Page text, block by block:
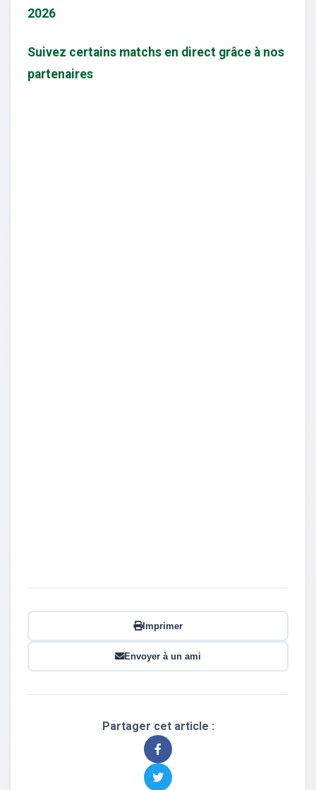
2026
Suivez certains matchs en direct grâce à nos
partenaires
Imprimer
Envoyer à un ami
Partager cet article :